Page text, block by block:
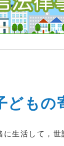
どもの
に生活して，